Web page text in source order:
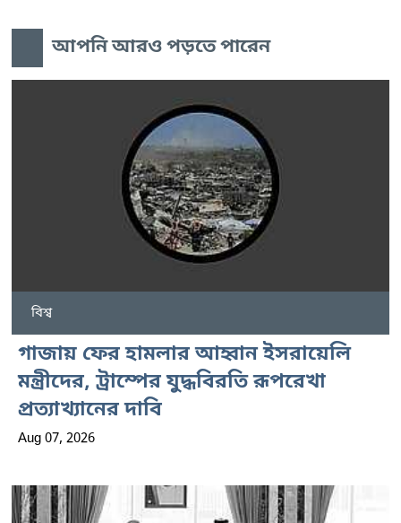
আপনি আরও পড়তে পারেন
বিশ্ব
গাজায় ফের হামলার আহ্বান ইসরায়েলি
মন্ত্রীদের, ট্রাম্পের যুদ্ধবিরতি রূপরেখা
প্রত্যাখ্যানের দাবি
Aug 07, 2026